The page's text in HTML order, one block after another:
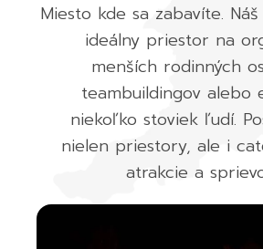
Miesto kde sa zabavíte.
ideálny priestor na
menších rodinných
teambuildingov alebo
niekoľko stoviek ľudí.
nielen priestory, ale i
atrakcie a